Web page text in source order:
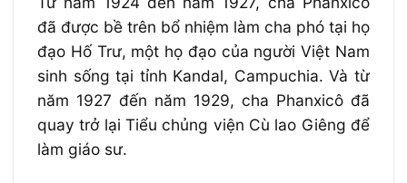
đã được bề trên bổ nhiệm làm cha phó tại họ
đạo Hố Trư, một họ đạo của người Việt Nam
sinh sống tại tỉnh Kandal, Campuchia. Và từ
năm 1927 đến năm 1929, cha Phanxicô đã
quay trở lại Tiểu chủng viện Cù lao Giêng để
làm giáo sư.